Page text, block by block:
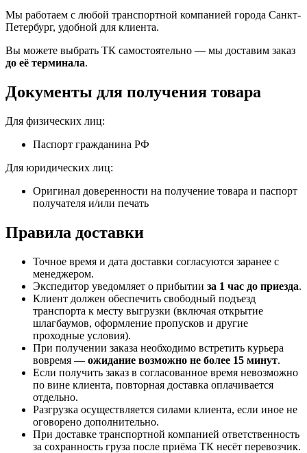
Мы работаем с любой транспортной компанией города Санкт-
Петербург, удобной для клиента.
Вы можете выбрать ТК самостоятельно — мы доставим заказ
до её терминала.
Документы для получения товара
Для физических лиц:
Паспорт гражданина РФ
Для юридических лиц:
Оригинал доверенности на получение товара и паспорт
получателя и/или печать
Правила доставки
Точное время и дата доставки согласуются заранее с
менеджером.
Экспедитор уведомляет о прибытии за 1 час до приезда.
Клиент должен обеспечить свободный подъезд
транспорта к месту выгрузки (включая открытие
шлагбаумов, оформление пропусков и другие
проходные условия).
При получении заказа необходимо встретить курьера
вовремя — ожидание возможно не более 15 минут.
Если получить заказ в согласованное время невозможно
по вине клиента, повторная доставка оплачивается
отдельно.
Разгрузка осуществляется силами клиента, если иное не
оговорено дополнительно.
При доставке транспортной компанией ответственность
за сохранность груза после приёма ТК несёт перевозчик.